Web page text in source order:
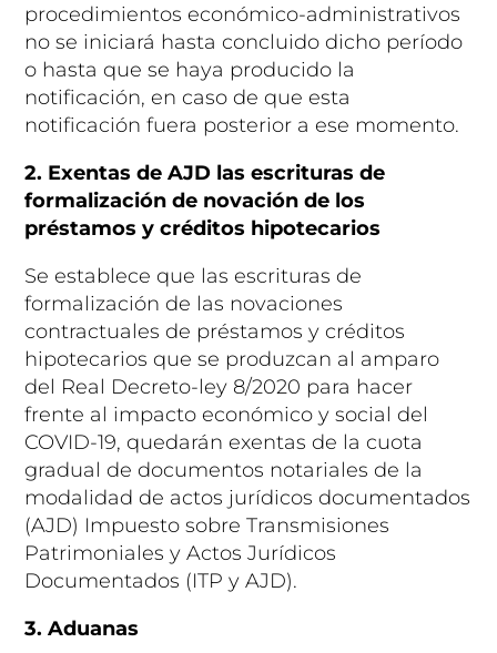
procedimientos económico-administrativos
no se iniciará hasta concluido dicho período
o hasta que se haya producido la
notificación, en caso de que esta
notificación fuera posterior a ese momento.
2. Exentas de AJD las escrituras de
formalización de novación de los
préstamos y créditos hipotecarios
Se establece que las escrituras de
formalización de las novaciones
contractuales de préstamos y créditos
hipotecarios que se produzcan al amparo
del Real Decreto-ley 8/2020 para hacer
frente al impacto económico y social del
COVID-19, quedarán exentas de la cuota
gradual de documentos notariales de la
modalidad de actos jurídicos documentados
(AJD) Impuesto sobre Transmisiones
Patrimoniales y Actos Jurídicos
Documentados (ITP y AJD).
3. Aduanas